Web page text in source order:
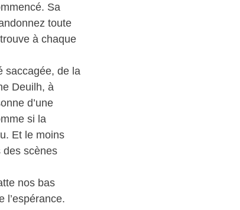
Sa
toute
à chaque
saccagée, de la
Deuilh, à
d’une
si la
Et le moins
des scènes
nos bas
l’espérance.